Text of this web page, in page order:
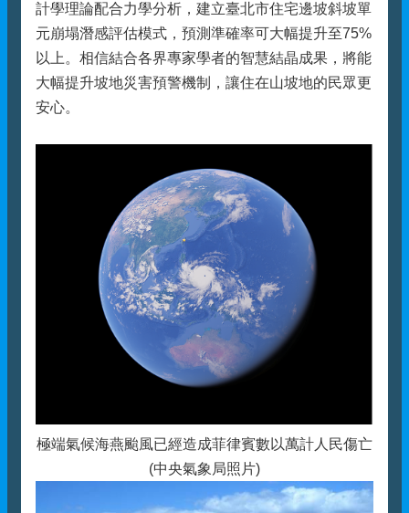
計學理論配合力學分析，建立臺北市住宅邊坡斜坡單
元崩塌潛感評估模式，預測準確率可大幅提升至75%
以上。相信結合各界專家學者的智慧結晶成果，將能
大幅提升坡地災害預警機制，讓住在山坡地的民眾更
安心。
極端氣候海燕颱風已經造成菲律賓數以萬計人民傷亡
(中央氣象局照片)